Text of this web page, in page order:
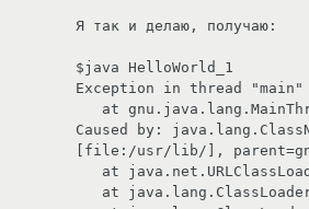
Я так и делаю, получаю:
$java HelloWorld_1
Exception in thread "main"
Caused by:
[file:/usr/lib/],